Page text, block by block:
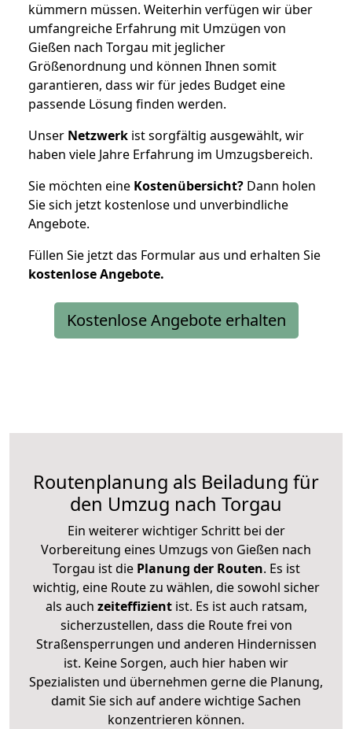
kümmern müssen. Weiterhin verfügen wir über
umfangreiche Erfahrung mit Umzügen von
Gießen nach Torgau mit jeglicher
Größenordnung und können Ihnen somit
garantieren, dass wir für jedes Budget eine
passende Lösung finden werden.
Unser Netzwerk ist sorgfältig ausgewählt, wir
haben viele Jahre Erfahrung im Umzugsbereich.
Sie möchten eine Kostenübersicht? Dann holen
Sie sich jetzt kostenlose und unverbindliche
Angebote.
Füllen Sie jetzt das Formular aus und erhalten Sie
kostenloseAngebote.
Kostenlose Angebote erhalten
Routenplanung als Beiladung für
den Umzug nach Torgau
Ein weiterer wichtiger Schritt bei der
Vorbereitung eines Umzugs von Gießen nach
Torgau ist diePlanung der Routen. Es ist
wichtig, eine Route zu wählen, die sowohl sicher
als auch zeiteffizientist. Es ist auch ratsam,
sicherzustellen, dass die Route frei von
Straßensperrungen und anderen Hindernissen
ist. Keine Sorgen, auch hier haben wir
Spezialisten und übernehmen gerne die Planung,
damit Sie sich auf andere wichtige Sachen
konzentrieren können.